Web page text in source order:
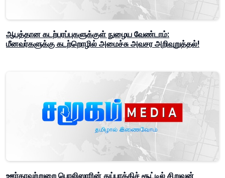
ஆபத்தான கடற்பரப்புகளுக்குள் நுழைய வேண்டாம்:
மீனவர்களுக்கு கடற்றொழில் அமைச்சு அவசர அறிவுறுத்தல்!
ஊர்காவற்றுறை பொலிஸாரின் துப்பாக்கிச் சூட்டில் சிறுவன்